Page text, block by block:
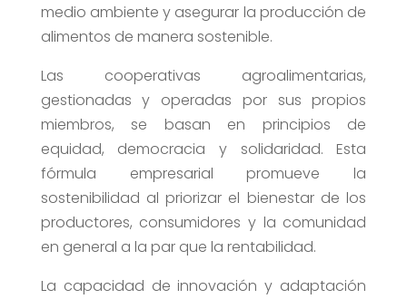
medio ambiente y asegurar la producción de
alimentos de manera sostenible.
Las cooperativas agroalimentarias,
gestionadas y operadas por sus propios
miembros, se basan en principios de
equidad, democracia y solidaridad. Esta
fórmula empresarial promueve la
sostenibilidad al priorizar el bienestar de los
productores, consumidores y la comunidad
en general a la par que la rentabilidad.
La capacidad de innovación y adaptación